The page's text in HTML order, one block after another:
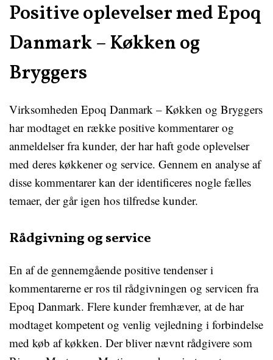
Positive oplevelser med Epoq
Danmark – Køkken og
Bryggers
Virksomheden Epoq Danmark – Køkken og Bryggers
har modtaget en række positive kommentarer og
anmeldelser fra kunder, der har haft gode oplevelser
med deres køkkener og service. Gennem en analyse af
disse kommentarer kan der identificeres nogle fælles
temaer, der går igen hos tilfredse kunder.
Rådgivning og service
En af de gennemgående positive tendenser i
kommentarerne er ros til rådgivningen og servicen fra
Epoq Danmark. Flere kunder fremhæver, at de har
modtaget kompetent og venlig vejledning i forbindelse
med køb af køkken. Der bliver nævnt rådgivere som